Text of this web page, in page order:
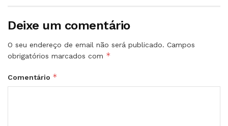
Deixe um comentário
O seu endereço de email não será publicado. Campos
obrigatórios marcados com *
Comentário *